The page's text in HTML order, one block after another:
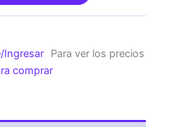
Ingresar
Para ver los precios
comprar